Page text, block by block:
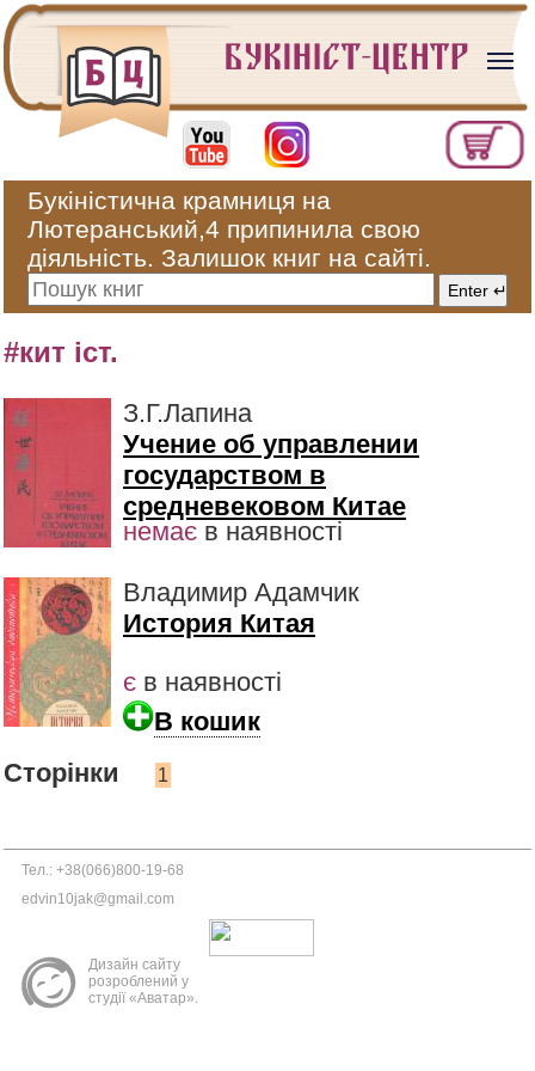
Букіністична крамниця на
Лютеранський,4 припинила свою
діяльність. Залишок книг на сайті.
#кит іст.
З.Г.Лапина
Учение об управлении
государством в
средневековом Китае
немає в наявності
Владимир Адамчик
История Китая
є в наявності
В кошик
Сторінки
1
Тел.: +38(066)800-19-68
edvin10jak@gmail.com
Дизайн сайту
розроблений у
студії «Аватар».